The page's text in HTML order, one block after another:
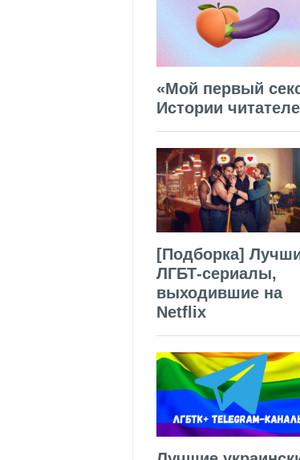
«Мой первый
Истории
[Подборка]
ЛГБТ-сериалы,
выходившие на
Netflix